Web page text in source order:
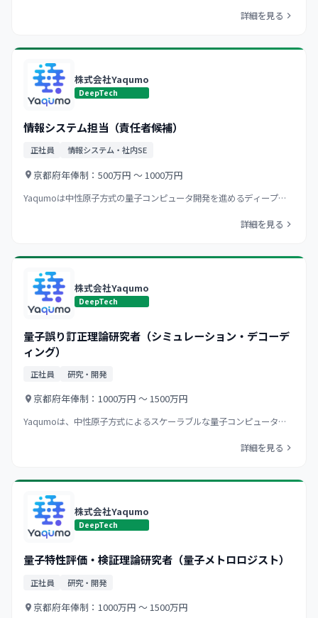
詳細を見る
株式会社Yaqumo
DeepTech
情報システム担当（責任者候補）
正社員 情報システム・社内SE
京都府年俸制：500万円 〜 1000万円
Yaqumoは中性原子方式の量子コンピュータ開発を進めるディープ…
詳細を見る
株式会社Yaqumo
DeepTech
量子誤り訂正理論研究者（シミュレーション・デコーデ
ィング）
正社員 研究・開発
京都府年俸制：1000万円 〜 1500万円
Yaqumoは、中性原子方式によるスケーラブルな量子コンピュータ…
詳細を見る
株式会社Yaqumo
DeepTech
量子特性評価・検証理論研究者（量子メトロロジスト）
正社員 研究・開発
京都府年俸制：1000万円 〜 1500万円